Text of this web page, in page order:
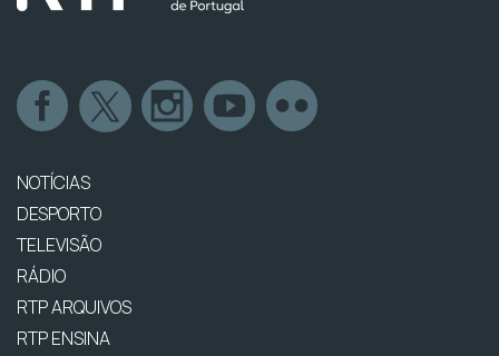
NOTÍCIAS
DESPORTO
TELEVISÃO
RÁDIO
RTP ARQUIVOS
RTP ENSINA